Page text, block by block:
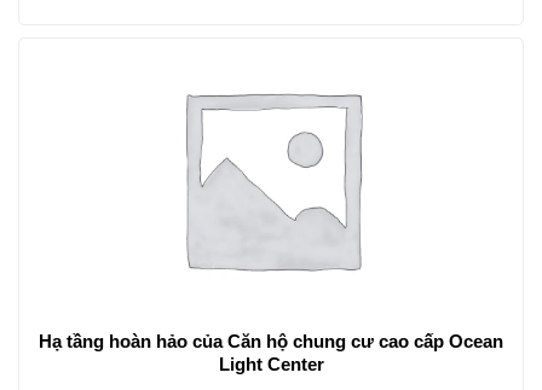
Hạ tầng hoàn hảo của Căn hộ chung cư cao cấp Ocean
Light Center